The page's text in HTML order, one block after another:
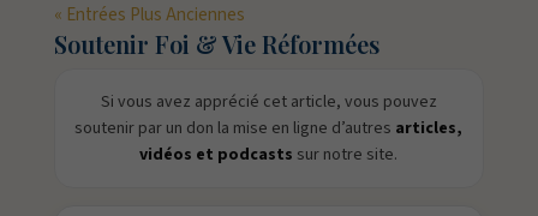
« Entrées Plus Anciennes
Soutenir Foi & Vie Réformées
Si vous avez apprécié cet article, vous pouvez
soutenir par un don la mise en ligne d’autres articles,
vidéos et podcasts sur notre site.